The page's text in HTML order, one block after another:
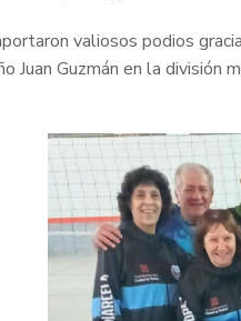
valiosos podios
Juan Guzmán en la